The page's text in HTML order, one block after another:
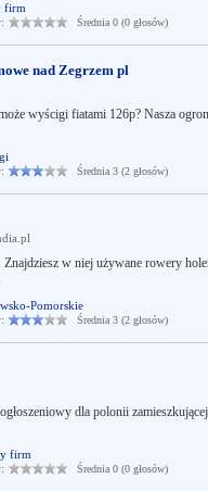
firm
Średnia 0 (0 głosów)
nad Zegrzem pl
wyścigi fiatami 126p? Nasza
Średnia 3 (2 głosów)
w niej używane rowery
Pomorskie
Średnia 3 (2 głosów)
dla polonii
firm
Średnia 0 (0 głosów)